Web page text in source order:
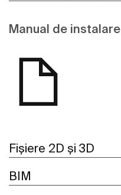
Manual de instalare
Fișiere 2D și 3D
BIM